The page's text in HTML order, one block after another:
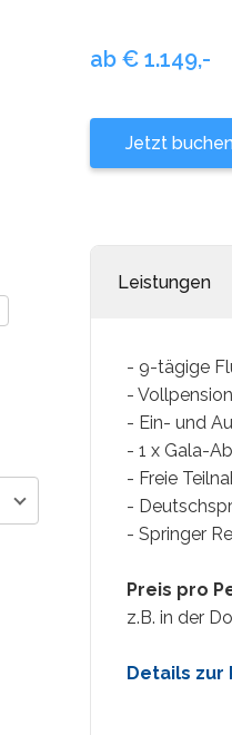
ab € 1.149,-
Jetzt
Leistungen
- 9-tägige
-
- Ein- und
- 1 x Gala-
- Freie
-
- Springer
Preis pro
z.B. in der
Details zur